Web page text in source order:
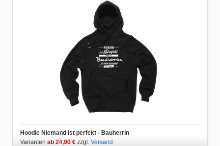
Hoodie Niemand ist perfekt - Bauherrin
Varianten ab 24,90 € zzgl. Versand